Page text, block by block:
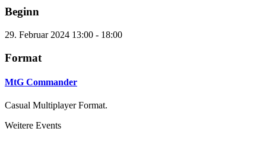
Beginn
29. Februar 2024 13:00 - 18:00
Format
MtG Commander
Casual Multiplayer Format.
Weitere Events